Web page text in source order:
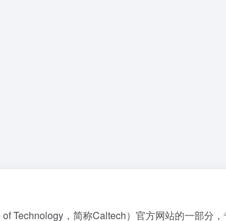
Technology，简称Caltech）官方网站的一部分，